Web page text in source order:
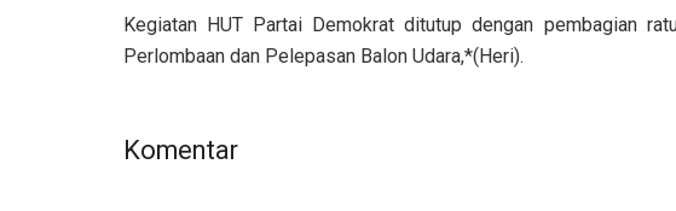
Kegiatan HUT Partai Demokrat ditutup dengan pembagian
Perlombaan dan Pelepasan Balon Udara,*(Heri).
Komentar